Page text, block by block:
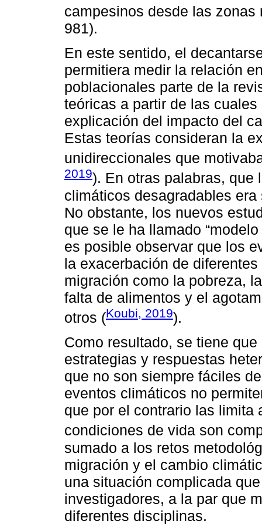
campesinos desde las zonas
981).
En este sentido, el
permitiera medir la relación
poblacionales parte de la
teóricas a partir de las
explicación del impacto del
Estas teorías consideran la
unidireccionales que
2019). En otras palabras, que
climáticos desagradables
No obstante, los nuevos
que se le ha llamado
es posible observar que los
la exacerbación de
migración como la pobreza,
falta de alimentos y el
otros (Koubi, 2019).
Como resultado, se tiene
estrategias y respuestas
que no son siempre fáciles
eventos climáticos no
que por el contrario las limita
condiciones de vida son
sumado a los retos
migración y el cambio
una situación complicada
investigadores, a la par que
diferentes disciplinas.